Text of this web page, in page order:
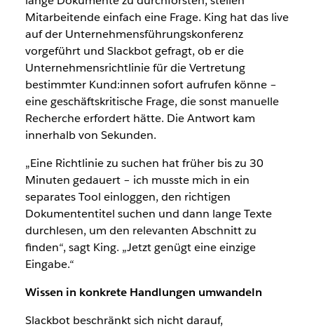
Mitarbeitende einfach eine Frage. King hat das live
auf der Unternehmensführungskonferenz
vorgeführt und Slackbot gefragt, ob er die
Unternehmensrichtlinie für die Vertretung
bestimmter Kund:innen sofort aufrufen könne –
eine geschäftskritische Frage, die sonst manuelle
Recherche erfordert hätte. Die Antwort kam
innerhalb von Sekunden.
„Eine Richtlinie zu suchen hat früher bis zu 30
Minuten gedauert – ich musste mich in ein
separates Tool einloggen, den richtigen
Dokumententitel suchen und dann lange Texte
durchlesen, um den relevanten Abschnitt zu
finden“, sagt King. „Jetzt genügt eine einzige
Eingabe.“
Wissen in konkrete Handlungen umwandeln
Slackbot beschränkt sich nicht darauf,